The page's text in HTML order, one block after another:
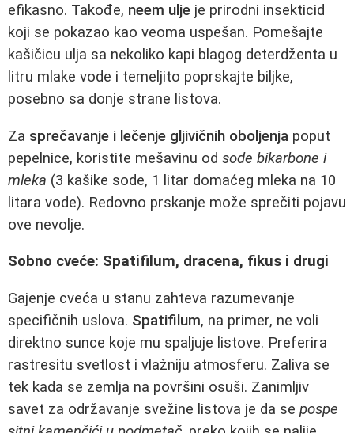
efikasno. Takođe, neem ulje je prirodni insekticid
koji se pokazao kao veoma uspešan. Pomešajte
kašičicu ulja sa nekoliko kapi blagog deterdženta u
litru mlake vode i temeljito poprskajte biljke,
posebno sa donje strane listova.
Za sprečavanje i lečenje gljivičnih oboljenja poput
pepelnice, koristite mešavinu od sode bikarbone i
mleka (3 kašike sode, 1 litar domaćeg mleka na 10
litara vode). Redovno prskanje može sprečiti pojavu
ove nevolje.
Sobno cveće: Spatifilum, dracena, fikus i drugi
Gajenje cveća u stanu zahteva razumevanje
specifičnih uslova. Spatifilum, na primer, ne voli
direktno sunce koje mu spaljuje listove. Preferira
rastresitu svetlost i vlažniju atmosferu. Zaliva se
tek kada se zemlja na površini osuši. Zanimljiv
savet za održavanje svežine listova je da se pospe